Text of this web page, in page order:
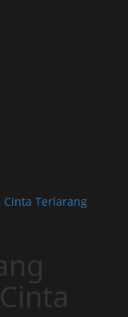
Cinta Terlarang